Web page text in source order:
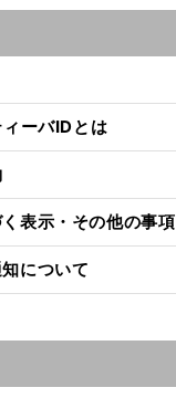
ーバIDとは
表示・その他の事項
について